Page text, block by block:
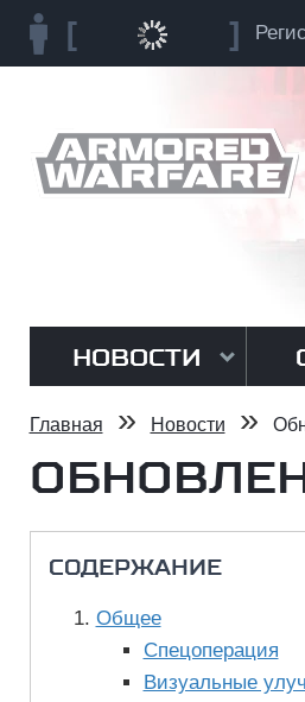
НОВОСТИ
Главная » Новости »
СОДЕРЖАНИЕ
Общее
Спецоперация
Визуальные